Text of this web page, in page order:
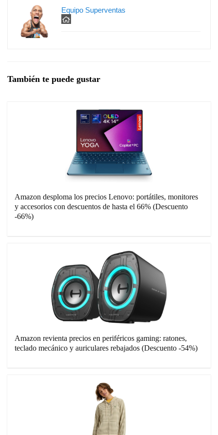
Equipo Superventas
También te puede gustar
Amazon desploma los precios Lenovo: portátiles, monitores
y accesorios con descuentos de hasta el 66% (Descuento
-66%)
Amazon revienta precios en periféricos gaming: ratones,
teclado mecánico y auriculares rebajados (Descuento -54%)